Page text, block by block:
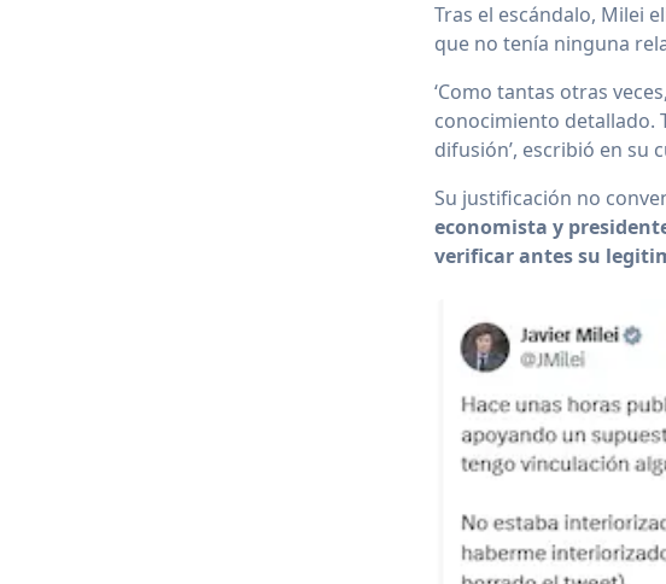
Tras el escándalo, Milei
que no tenía ninguna
‘Como tantas otras
conocimiento detallado.
difusión’, escribió en su
Su justificación no
economista y
verificar antes su